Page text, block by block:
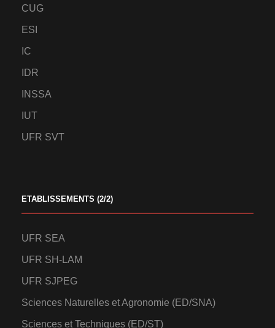
CUG
ESI
IC
IDR
INSSA
IUT
UFR SVT
ETABLISSEMENTS (2/2)
UFR SEA
UFR SH-LAM
UFR SJPEG
Sciences Naturelles et Agronomie (ED/SNA)
Sciences et Techniques (ED/ST)